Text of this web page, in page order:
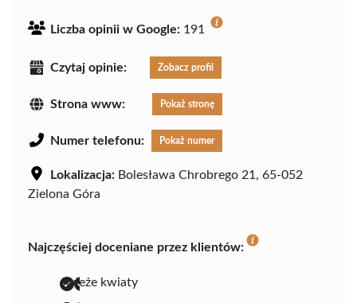
Liczba opinii w Google: 191
Czytaj opinie: Zobacz profil
Strona www: Pokaż stronę
Numer telefonu: Pokaż numer
Lokalizacja: Bolesława Chrobrego 21, 65-052
Zielona Góra
Najczęściej doceniane przez klientów:
świeże kwiaty